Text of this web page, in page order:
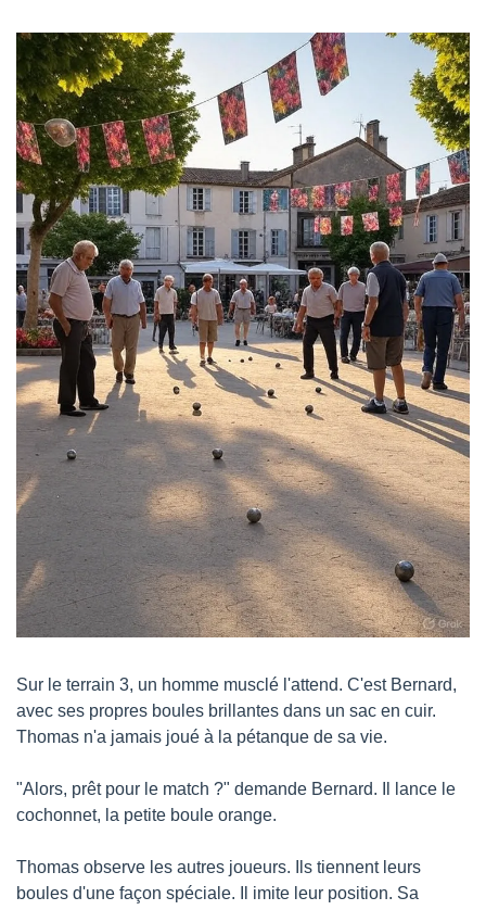
Sur le terrain 3, un homme musclé l'attend. C'est Bernard,
avec ses propres boules brillantes dans un sac en cuir.
Thomas n'a jamais joué à la pétanque de sa vie.
"Alors, prêt pour le match ?" demande Bernard. Il lance le
cochonnet, la petite boule orange.
Thomas observe les autres joueurs. Ils tiennent leurs
boules d'une façon spéciale. Il imite leur position. Sa